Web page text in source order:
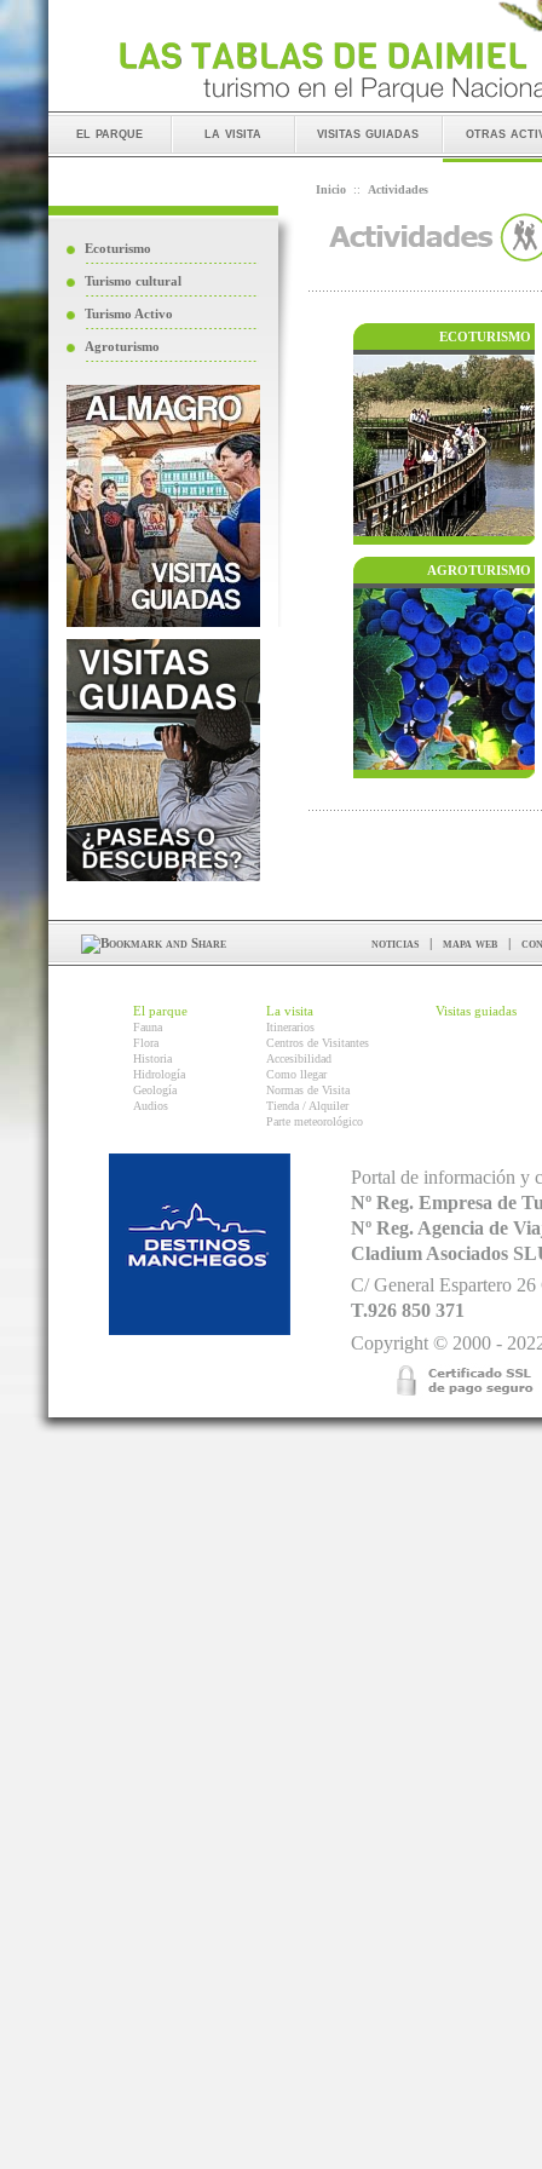
el parque la visita visitas guiadas otras
Ecoturismo
Turismo cultural
Turismo Activo
Agroturismo
Inicio :: Actividades
ECOTURISMO
AGROTURISMO
noticias | mapa web |
El parque
Fauna
Flora
Historia
Hidrología
Geología
Audios
La visita
Itinerarios
Centros de Visitantes
Accesibilidad
Como llegar
Normas de Visita
Tienda / Alquiler
Parte meteorológico
Visitas guiadas
Portal de información y
Nº Reg. Empresa de
Nº Reg. Agencia de
Cladium Asociados
C/ General Espartero
T.926 850 371
Copyright © 2000 -